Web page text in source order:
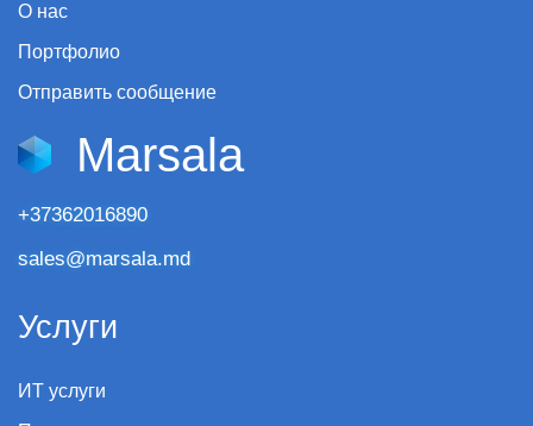
О нас
Портфолио
Отправить сообщение
Marsala
+37362016890
sales@marsala.md
Услуги
ИТ услуги